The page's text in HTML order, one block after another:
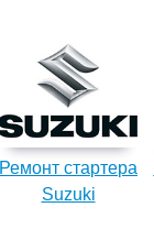
Ремонт стартера
Suzuki